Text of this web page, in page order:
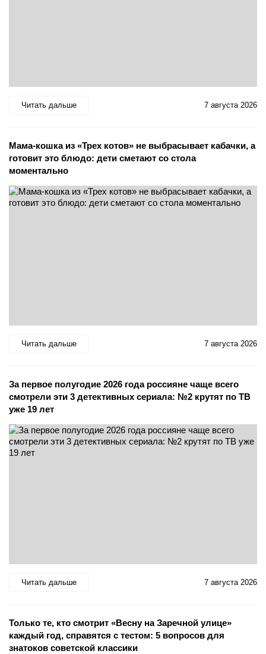
Читать дальше 7 августа 2026
Мама-кошка из «Трех котов» не выбрасывает кабачки, а
готовит это блюдо: дети сметают со стола
моментально
Читать дальше 7 августа 2026
За первое полугодие 2026 года россияне чаще всего
смотрели эти 3 детективных сериала: №2 крутят по ТВ
уже 19 лет
Читать дальше 7 августа 2026
Только те, кто смотрит «Весну на Заречной улице»
каждый год, справятся с тестом: 5 вопросов для
знатоков советской классики